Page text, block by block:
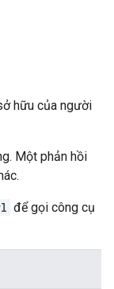
hữu của người
Một phản hồi
để gọi công cụ